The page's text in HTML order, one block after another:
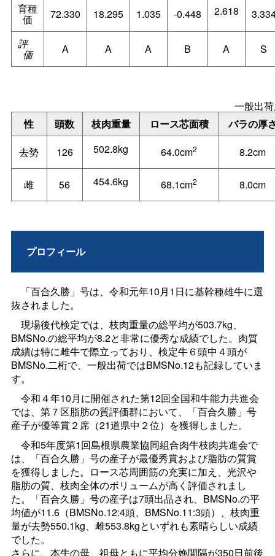
育種
価 72.330 18.295 1.035 -0.448 2.618
評
価 A A A B A S
一般出
性
頭数 枝肉重量 ロース芯面積
バラの厚
去勢
126 502.8kg 64.0cm2 8.2cm
雌 56 454.6kg 68.1cm2 8.0cm
プロフィール
「百合久勝」号は、令和元年10月1日に基幹種雄牛に選
抜されました。
現場後代検定では、枝肉重量の総平均が503.7kg、
BMSNo.の総平均が8.2と非常に優秀な成績でした。肉質
成績は特に雌牛で際立っており、検定牛６頭中４頭が
BMSNo.二桁で、一般出荷ではBMSNo.12も記録していま
す。
令和４年10月に開催された第12回全国和牛能力共進会
では、第７区脂肪の質評価群において、「百合久勝」号
産子が優等賞２席（21道県中２位）を獲得しました。
令和5年度第1回島根県農業協同組合肉牛枝肉共進会で
は、「百合久勝」号の産子が最優秀賞および脂肪の質賞
を獲得しました。ロース芯周囲筋の充実に加え、光沢や
脂肪の質、枝肉全体のボリュームが高く評価されまし
た。「百合久勝」号の産子は7頭出品され、BMSNo.の平
均値が11.6（BMSNo.12:4頭、BMSNo.11:3頭）、枝肉重
量が去勢550.1kg、雌553.8kgといずれも素晴らしい成績
でした。
さらに、本牛の母、祖母ともに平均分娩間隔が350日前後